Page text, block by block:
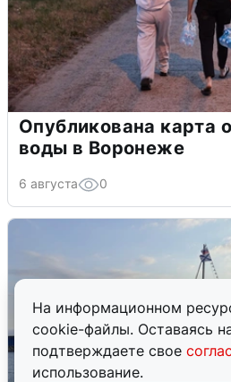
На информационном
cookie-файлы. Оставаясь
подтверждаете свое
использование.
Опубликована карта
воды в Воронеже
6 августа 0